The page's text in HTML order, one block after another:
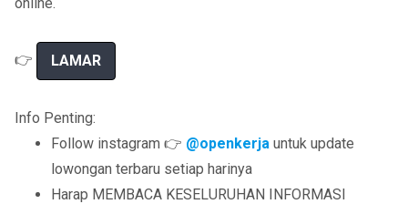
👉 LAMAR
Info Penting:
Follow instagram 👉 @openkerja untuk update
lowongan terbaru setiap harinya
Harap MEMBACA KESELURUHAN INFORMASI